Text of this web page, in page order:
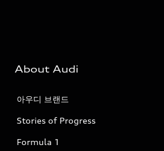
About Audi
아우디 브랜드
Stories of Progress
Formula 1